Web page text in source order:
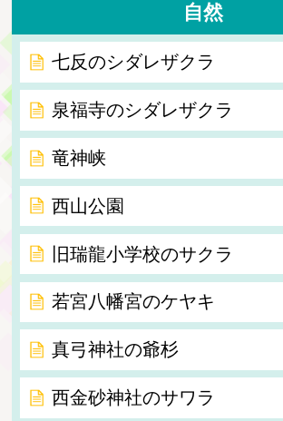
自然
七反のシダレザクラ
泉福寺のシダレザクラ
竜神峡
西山公園
旧瑞龍小学校のサクラ
若宮八幡宮のケヤキ
真弓神社の爺杉
西金砂神社のサワラ